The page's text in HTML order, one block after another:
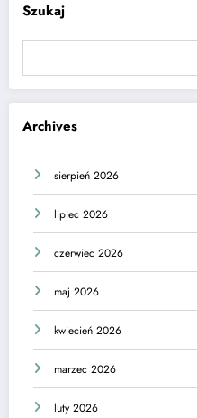
Szukaj
Archives
sierpień 2026
lipiec 2026
czerwiec 2026
maj 2026
kwiecień 2026
marzec 2026
luty 2026